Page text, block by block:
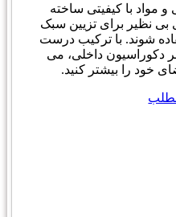
مواد با کیفیتی ساخته
بی نظیر برای تزیین سبک
شوند. با ترکیب درست
دکوراسیون داخلی، می
خود را بیشتر کنید.